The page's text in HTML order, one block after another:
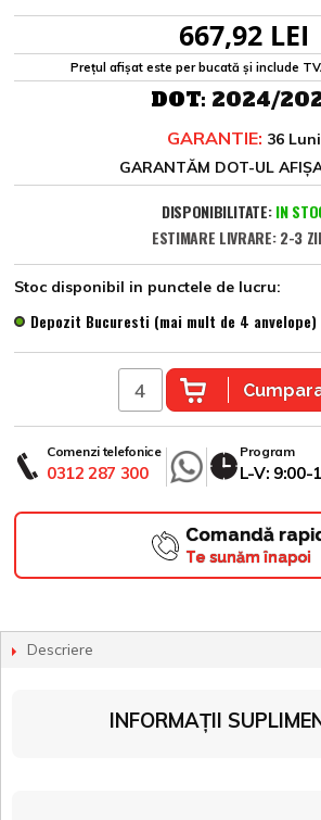
667,92 LEI
Prețul afișat este per bucată și include
DOT: 2024/
GARANTIE: 36 Luni
GARANTĂM DOT-UL
DISPONIBILITATE: IN
ESTIMARE LIVRARE: 2-3
Stoc disponibil in punctele de lucru:
Depozit Bucuresti (mai mult de 4 anvelope)
Comenzi telefonice
0312 287 300
Program
L-V: 9:00-
Comandă
Te sunăm înapoi
Descriere
INFORMAȚII